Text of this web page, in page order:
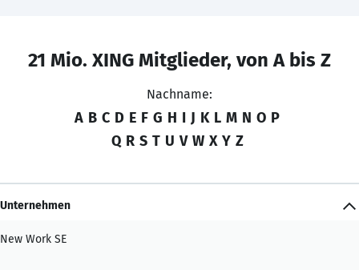
21 Mio. XING Mitglieder, von A bis Z
Nachname:
A B C D E F G H I J K L M N O P
Q R S T U V W X Y Z
Unternehmen
New Work SE